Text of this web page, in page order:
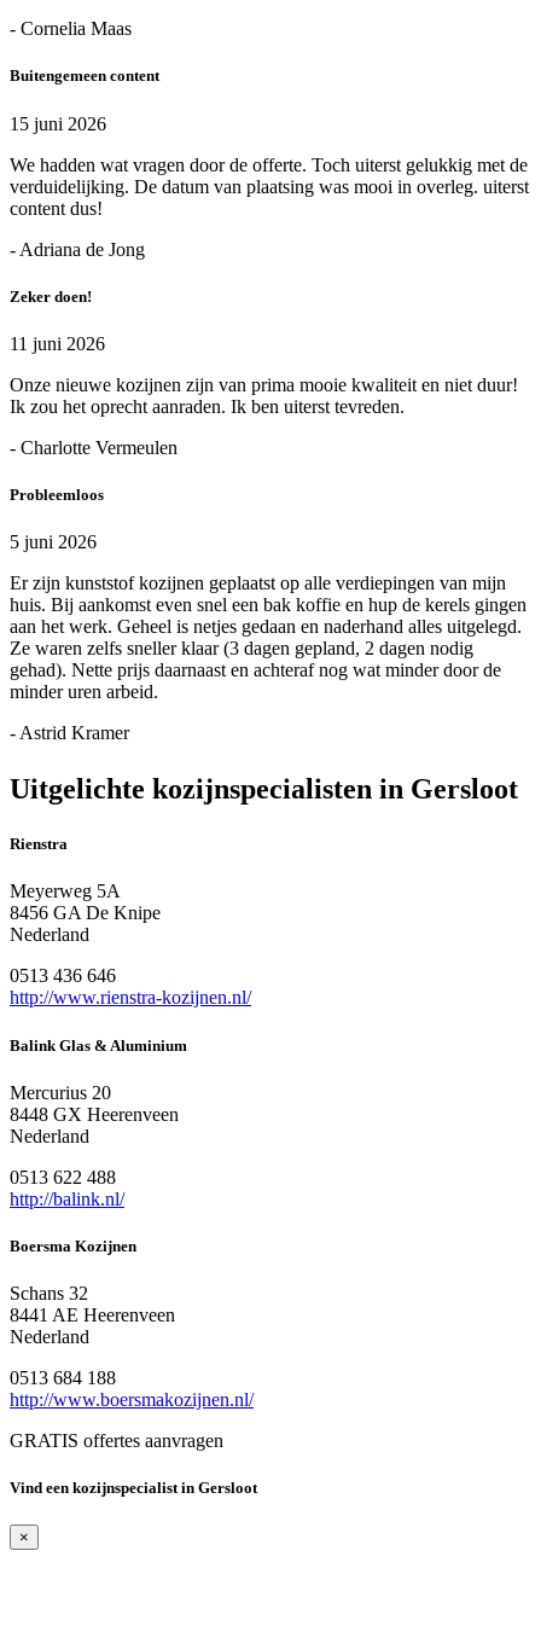
- Cornelia Maas
Buitengemeen content
15 juni 2026
We hadden wat vragen door de offerte. Toch uiterst gelukkig met de
verduidelijking. De datum van plaatsing was mooi in overleg. uiterst
content dus!
- Adriana de Jong
Zeker doen!
11 juni 2026
Onze nieuwe kozijnen zijn van prima mooie kwaliteit en niet duur!
Ik zou het oprecht aanraden. Ik ben uiterst tevreden.
- Charlotte Vermeulen
Probleemloos
5 juni 2026
Er zijn kunststof kozijnen geplaatst op alle verdiepingen van mijn
huis. Bij aankomst even snel een bak koffie en hup de kerels gingen
aan het werk. Geheel is netjes gedaan en naderhand alles uitgelegd.
Ze waren zelfs sneller klaar (3 dagen gepland, 2 dagen nodig
gehad). Nette prijs daarnaast en achteraf nog wat minder door de
minder uren arbeid.
- Astrid Kramer
Uitgelichte kozijnspecialisten in Gersloot
Rienstra
Meyerweg 5A
8456 GA De Knipe
Nederland
0513 436 646
http://www.rienstra-kozijnen.nl/
Balink Glas & Aluminium
Mercurius 20
8448 GX Heerenveen
Nederland
0513 622 488
http://balink.nl/
Boersma Kozijnen
Schans 32
8441 AE Heerenveen
Nederland
0513 684 188
http://www.boersmakozijnen.nl/
GRATIS offertes aanvragen
Vind een kozijnspecialist in Gersloot
×